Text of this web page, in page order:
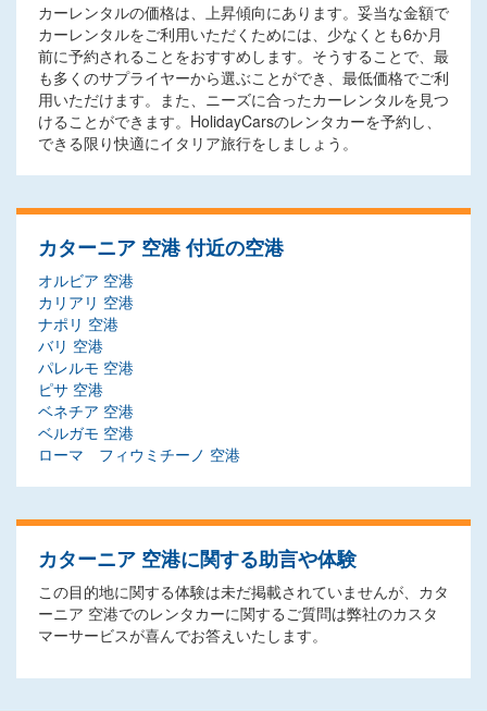
カーレンタルの価格は、上昇傾向にあります。妥当な金額で
カーレンタルをご利用いただくためには、少なくとも6か月
前に予約されることをおすすめします。そうすることで、最
も多くのサプライヤーから選ぶことができ、最低価格でご利
用いただけます。また、ニーズに合ったカーレンタルを見つ
けることができます。HolidayCarsのレンタカーを予約し、
できる限り快適にイタリア旅行をしましょう。
カターニア 空港 付近の空港
オルビア 空港
カリアリ 空港
ナポリ 空港
バリ 空港
パレルモ 空港
ピサ 空港
ベネチア 空港
ベルガモ 空港
ローマ フィウミチーノ 空港
カターニア 空港に関する助言や体験
この目的地に関する体験は未だ掲載されていませんが、カタ
ーニア 空港でのレンタカーに関するご質問は弊社のカスタ
マーサービスが喜んでお答えいたします。